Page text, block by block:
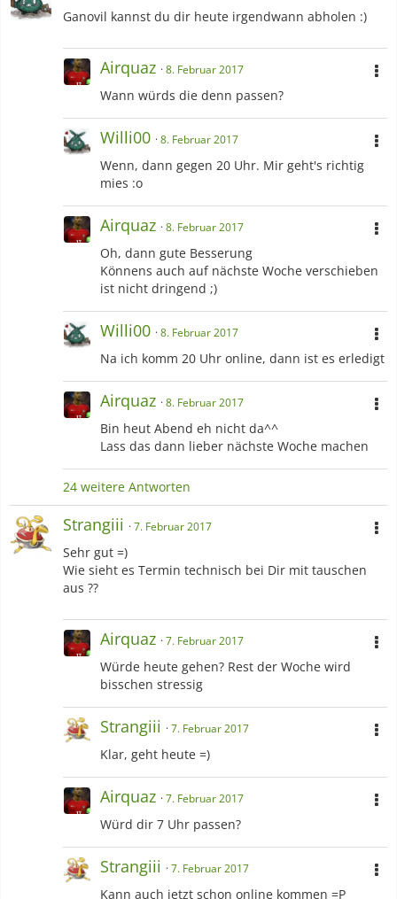
Ganovil kannst du dir heute irgendwann abholen :)
Airquaz 8. Februar 2017
Wann würds die denn passen?
Willi00 8. Februar 2017
Wenn, dann gegen 20 Uhr. Mir geht's richtig
mies :o
Airquaz 8. Februar 2017
Oh, dann gute Besserung
Könnens auch auf nächste Woche verschieben
ist nicht dringend ;)
Willi00 8. Februar 2017
Na ich komm 20 Uhr online, dann ist es erledigt
Airquaz 8. Februar 2017
Bin heut Abend eh nicht da^^
Lass das dann lieber nächste Woche machen
24 weitere Antworten
Strangiii 7. Februar 2017
Sehr gut =)
Wie sieht es Termin technisch bei Dir mit tauschen
aus ??
Airquaz 7. Februar 2017
Würde heute gehen? Rest der Woche wird
bisschen stressig
Strangiii 7. Februar 2017
Klar, geht heute =)
Airquaz 7. Februar 2017
Würd dir 7 Uhr passen?
Strangiii 7. Februar 2017
Kann auch jetzt schon online kommen =P